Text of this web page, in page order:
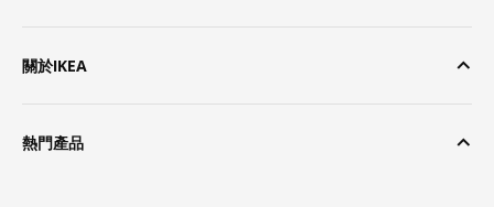
關於IKEA
熱門產品